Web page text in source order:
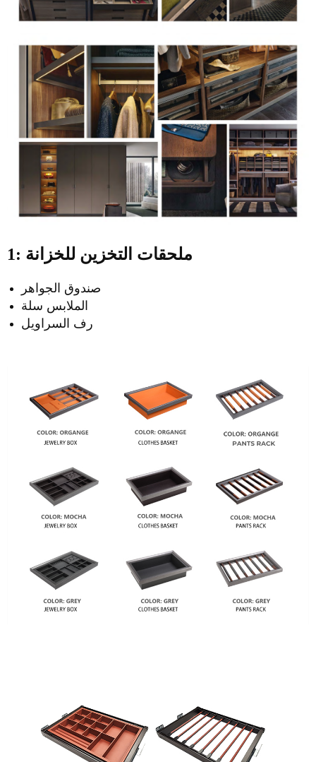
1: ملحقات التخزين للخزانة
صندوق الجواهر
الملابس سلة
رف السراويل